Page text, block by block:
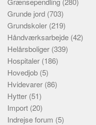
Grunde jord (703)
Grundskoler (219)
Håndværksarbejde (42)
Helårsboliger (339)
Hospitaler (186)
Hovedjob (5)
Hvidevarer (86)
Hytter (51)
Import (20)
Indrejse forum (5)